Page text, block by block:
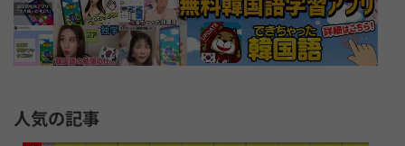
人気の記事